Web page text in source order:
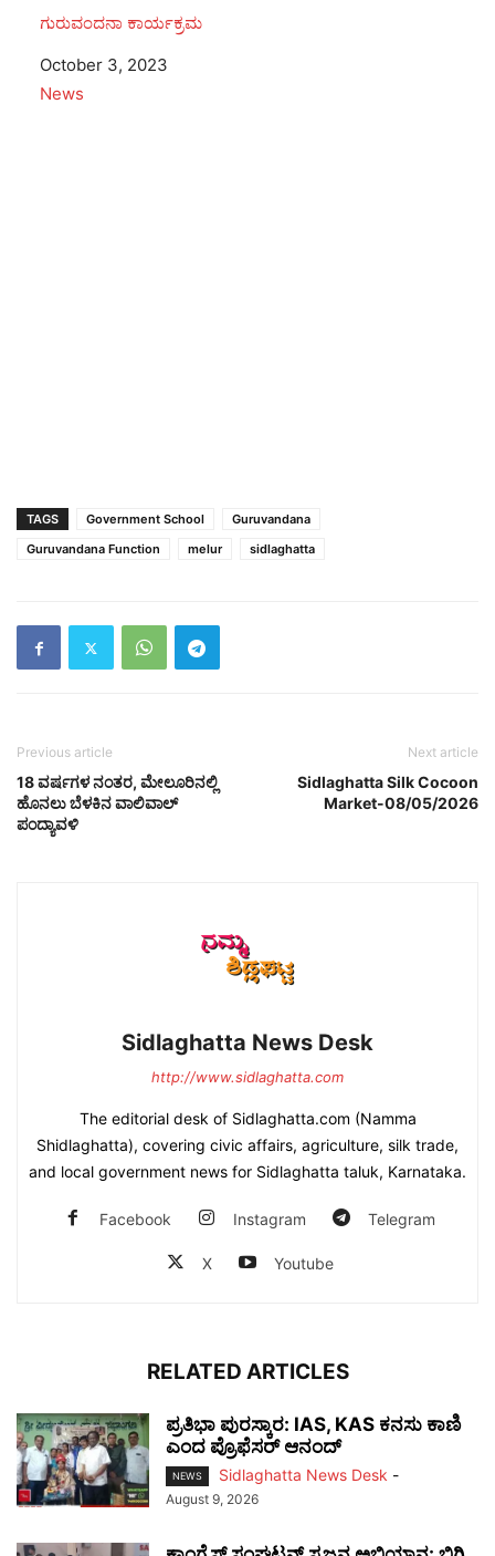
ಗುರುವಂದನಾ ಕಾರ್ಯಕ್ರಮ
Date
October 3, 2023
In relation to
News
TAGS Government School
Guruvandana
Guruvandana Function
melur sidlaghatta
Previous article
18 ವರ್ಷಗಳ ನಂತರ, ಮೇಲೂರಿನಲ್ಲಿ
ಹೊನಲು ಬೆಳಕಿನ ವಾಲಿವಾಲ್
ಪಂದ್ಯಾವಳಿ
Next article
Sidlaghatta Silk Cocoon
Market-08/05/2026
Sidlaghatta News Desk
http://www.sidlaghatta.com
The editorial desk of Sidlaghatta.com (Namma
Shidlaghatta), covering civic affairs, agriculture, silk trade,
and local government news for Sidlaghatta taluk, Karnataka.
Facebook Instagram Telegram
X Youtube
RELATED ARTICLES
ಪ್ರತಿಭಾ ಪುರಸ್ಕಾರ: IAS, KAS ಕನಸು ಕಾಣಿ
ಎಂದ ಪ್ರೊಫೆಸರ್ ಆನಂದ್
NEWS Sidlaghatta News Desk -
August 9, 2026